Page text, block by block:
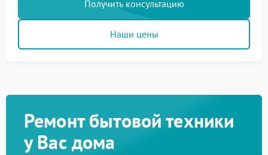
Получить консультацию
Наши цены
Ремонт бытовой техники
у Вас дома